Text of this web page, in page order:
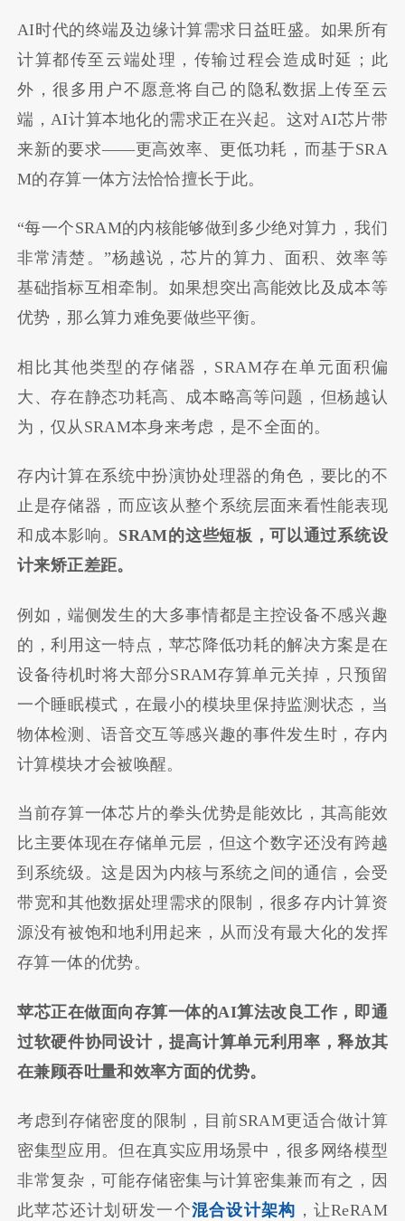
AI时代的终端及边缘计算需求日益旺盛。如果所有
计算都传至云端处理，传输过程会造成时延；此
外，很多用户不愿意将自己的隐私数据上传至云
端，AI计算本地化的需求正在兴起。这对AI芯片带
来新的要求——更高效率、更低功耗，而基于SRA
M的存算一体方法恰恰擅长于此。
“每一个SRAM的内核能够做到多少绝对算力，我们
非常清楚。”杨越说，芯片的算力、面积、效率等
基础指标互相牵制。如果想突出高能效比及成本等
优势，那么算力难免要做些平衡。
相比其他类型的存储器，SRAM存在单元面积偏
大、存在静态功耗高、成本略高等问题，但杨越认
为，仅从SRAM本身来考虑，是不全面的。
存内计算在系统中扮演协处理器的角色，要比的不
止是存储器，而应该从整个系统层面来看性能表现
和成本影响。 SRAM的这些短板，可以通过系统设
计来矫正差距。
例如，端侧发生的大多事情都是主控设备不感兴趣
的，利用这一特点，苹芯降低功耗的解决方案是在
设备待机时将大部分SRAM存算单元关掉，只预留
一个睡眠模式，在最小的模块里保持监测状态，当
物体检测、语音交互等感兴趣的事件发生时，存内
计算模块才会被唤醒。
当前存算一体芯片的拳头优势是能效比，其高能效
比主要体现在存储单元层，但这个数字还没有跨越
到系统级。这是因为内核与系统之间的通信，会受
带宽和其他数据处理需求的限制，很多存内计算资
源没有被饱和地利用起来，从而没有最大化的发挥
存算一体的优势。
苹芯正在做面向存算一体的AI算法改良工作，即通
过软硬件协同设计，提高计算单元利用率，释放其
在兼顾吞吐量和效率方面的优势。
考虑到存储密度的限制，目前SRAM更适合做计算
密集型应用。但在真实应用场景中，很多网络模型
非常复杂，可能存储密集与计算密集兼而有之，因
此苹芯还计划研发一个混合设计架构 ，让ReRAM